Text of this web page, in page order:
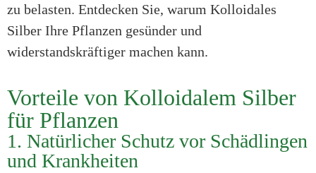
zu belasten. Entdecken Sie, warum Kolloidales
Silber Ihre Pflanzen gesünder und
widerstandskräftiger machen kann.
Vorteile von Kolloidalem Silber
für Pflanzen
1. Natürlicher Schutz vor Schädlingen
und Krankheiten